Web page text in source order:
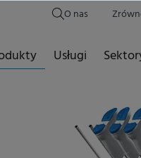
O nas
Usługi